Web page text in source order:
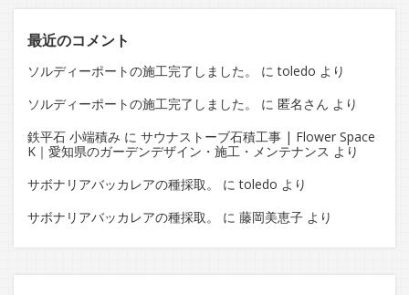
最近のコメント
ソルディーポートの施工完了しました。 にtoledo より
ソルディーポートの施工完了しました。
に 匿名さん より
鉄平石 小端積み に サウナストーブ石積工事 | Flower Space
K｜愛知県のガーデンデザイン・施工・メンテナンス より
サボナリアバッカレアの種採取。
にtoledo より
サボナリアバッカレアの種採取。
に 藤岡美恵子 より